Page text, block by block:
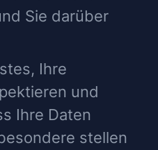
Sie darüber
Ihre
und
Ihre Daten
stellen